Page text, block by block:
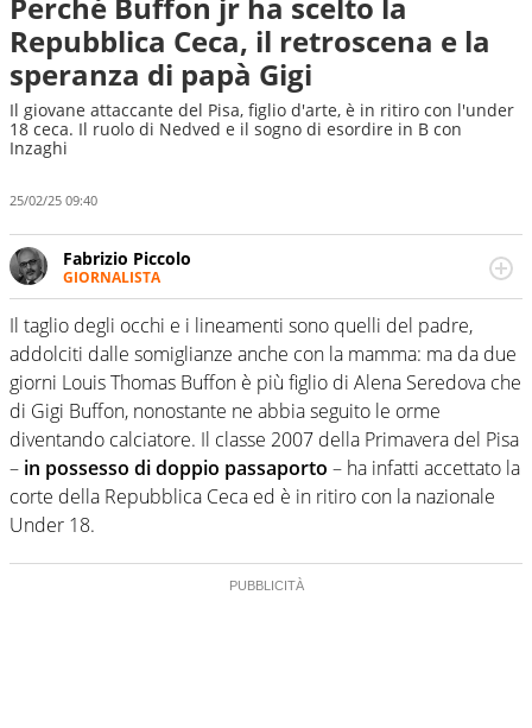
Repubblica Ceca, il retroscena e la
speranza di papà Gigi
Il giovane attaccante del Pisa, figlio d'arte, è in ritiro con l'under
18 ceca. Il ruolo di Nedved e il sogno di esordire in B con
Inzaghi
25/02/25 09:40
Fabrizio Piccolo
GIORNALISTA
Nella sua carriera ha seguito numerose manifestazioni
sportive e collaborato con agenzie e testate. Esperienza,
competenza, conoscenza e memoria storica. Si occupa
prevalentemente di calcio
Il taglio degli occhi e i lineamenti sono quelli del padre,
addolciti dalle somiglianze anche con la mamma: ma da due
giorni Louis Thomas Buffon è più figlio di Alena Seredova che
di Gigi Buffon, nonostante ne abbia seguito le orme
diventando calciatore. Il classe 2007 della Primavera del Pisa
– in possesso di doppio passaporto – ha infatti accettato la
corte della Repubblica Ceca ed è in ritiro con la nazionale
Under 18.